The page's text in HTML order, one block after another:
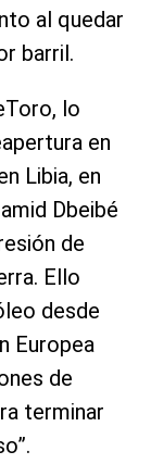
al quedar
barril.
lo
en
Libia, en
Dbeibé
de
Ello
desde
Europea
de
terminar